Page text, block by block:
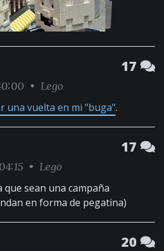
17
• Lego
una vuelta en mi "buga".
17
• Lego
que sean una campaña
en forma de pegatina)
20